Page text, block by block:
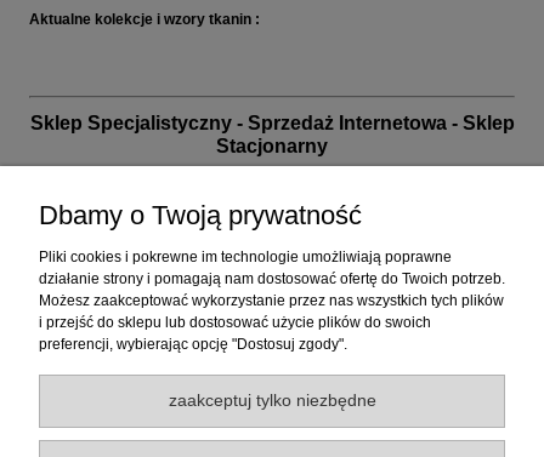
Aktualne kolekcje i wzory tkanin :
Sklep Specjalistyczny - Sprzedaż Internetowa - Sklep
Stacjonarny
Wilgą 15 (na granicy Krakowa)
+48 12 26 06 050 | poniedziałek - piątek od 10 do 17 |
sklep@tapety.com.pl| +48 737 333 255
zapraszamy również w inne dni i godziny po
klientów. Poświęć nam choćby chwilę - my poświęcimy
Dbamy o Twoją prywatność
Pliki cookies i pokrewne im technologie umożliwiają poprawne
działanie strony i pomagają nam dostosować ofertę do Twoich potrzeb.
Możesz zaakceptować wykorzystanie przez nas wszystkich tych plików
i przejść do sklepu lub dostosować użycie plików do swoich
preferencji, wybierając opcję "Dostosuj zgody".
zaakceptuj tylko niezbędne